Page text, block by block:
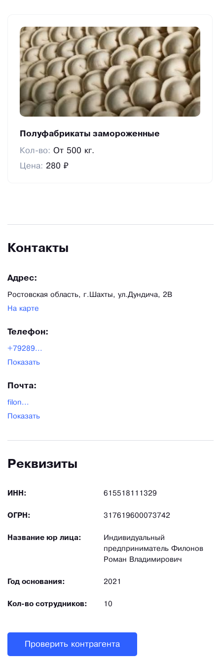
всех полезных свойств продукта.
Мы готовы принимать активное участие в
продвижении нашей продукции, для этого
бесплатно предоставляем пробники нашей
продукции.
Приняв наше предложение, Вы сможете поднять
индивидуальному подходу к каждому клиенту Вы
Полуфабрикаты замороженные
Кол-во:От 500 кг.
Цена: 280 ₽
Контакты
Адрес:
Ростовская область, г.Шахты, ул.Дундича, 2В
На карте
Телефон:
+79289...
Показать
Почта:
filon...
Показать
Реквизиты
ИНН: 615518111329
ОГРН: 317619600073742
Название юр лица:
Индивидуальный
предприниматель Филонов
Роман Владимирович
Год основания: 2021
Кол-во сотрудников: 10
Проверить контрагента